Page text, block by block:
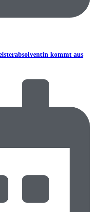
kommt aus